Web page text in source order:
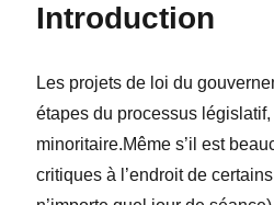
Introduction
Les projets de loi du
étapes du processus
minoritaire.Même s’il est
critiques à l’endroit de